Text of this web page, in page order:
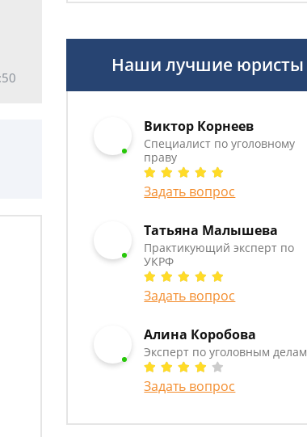
Наши лучшие юристы
Виктор Корнеев
Cпециалист по уголовному
праву
Задать вопрос
Татьяна Малышева
Практикующий эксперт по
УКРФ
Задать вопрос
Алина Коробова
Эксперт по уголовным делам
Задать вопрос